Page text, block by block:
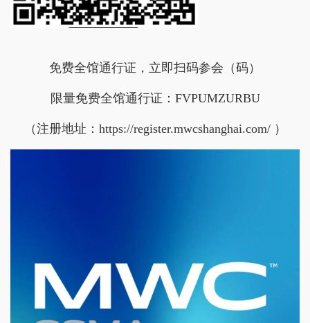
免费全馆通行证，立即扫码参会（码）
限量免费全馆通行证：FVPUMZURBU
（注册地址：https://register.mwcshanghai.com/ ）